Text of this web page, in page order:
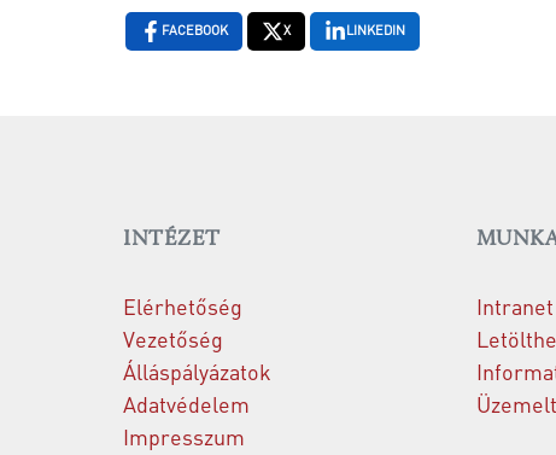
FACEBOOK X LINKEDIN
INTÉZET
Elérhetőség
Vezetőség
Álláspályázatok
Adatvédelem
Impresszum
Intranet